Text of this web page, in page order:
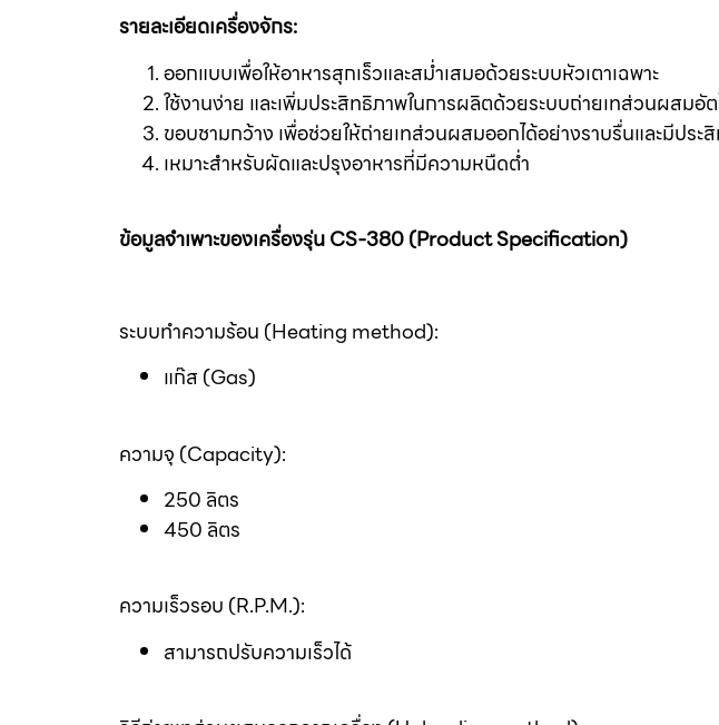
รายละเอียดเครื่องจักร:
ออกแบบเพื่อให้อาหารสุกเร็วและสม่ำเสมอด้วยระบบหัวเตาเฉพาะ
ใช้งานง่าย และเพิ่มประสิทธิภาพในการผลิตด้วยระบบถ่ายเทส่วนผสมอั
ขอบชามกว้าง เพื่อช่วยให้ถ่ายเทส่วนผสมออกได้อย่างราบรื่นและมีประ
เหมาะสำหรับผัดและปรุงอาหารที่มีความหนืดต่ำ
ข้อมูลจำเพาะของเครื่องรุ่น CS-380 (Product Specification)
ระบบทำความร้อน (Heating method):
แก๊ส (Gas)
ความจุ (Capacity):
250 ลิตร
450 ลิตร
ความเร็วรอบ (R.P.M.):
สามารถปรับความเร็วได้